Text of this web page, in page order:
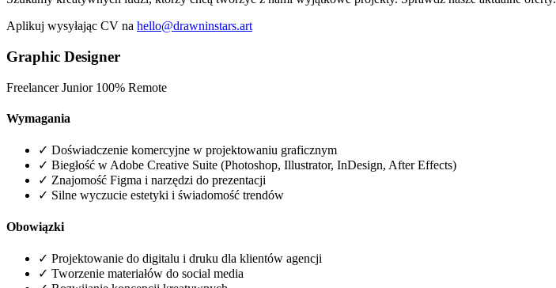
Aplikuj wysyłając CV na hello@drawninstars.art
Graphic Designer
FreelancerJunior 100% Remote
Wymagania
✓ Doświadczenie komercyjne w projektowaniu graficznym
✓ Biegłość w Adobe Creative Suite (Photoshop, Illustrator, InDesign, After Effects)
✓ Znajomość Figma i narzędzi do prezentacji
✓ Silne wyczucie estetyki i świadomość trendów
Obowiązki
✓ Projektowanie do digitalu i druku dla klientów agencji
✓ Tworzenie materiałów do social media